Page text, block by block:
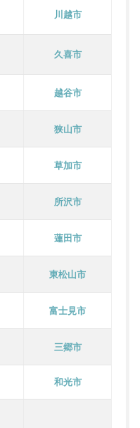
川越市
久喜市
越谷市
狭山市
草加市
所沢市
蓮田市
東松山市
富士見市
三郷市
和光市